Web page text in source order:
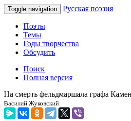
Toggle navigation Русская поэзия
Поэты
Темы
Годы творчества
Обсудить
Поиск
Полная версия
На смерть фельдмаршала графа
Василий Жуковский